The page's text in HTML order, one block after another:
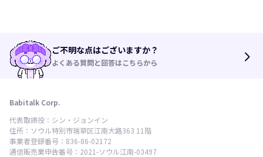
ご不明な点はございますか？
よくある質問と回答はこちらから arrow_forward_ios
Babitalk Corp.
代表取締役：シン・ジョンイン
住所：ソウル特別市瑞草区江南大路363 11階
事業者登録番号：836-86-02172
通信販売業申告番号：2021-ソウル江南-03497